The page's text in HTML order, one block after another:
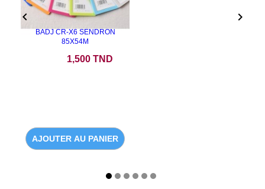
BADJ CR-X6 SENDRON
85X54M
1,500 TND
AJOUTER AU PANIER
 